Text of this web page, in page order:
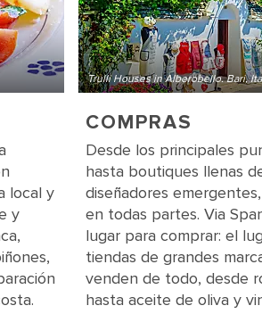
local y
y
Trulli Houses in Alberobello. Bari,
COMPRAS
Desde los principales
hasta boutiques llenas
diseñadores
en todas partes. Via
lugar para comprar: el
tiendas de grandes
venden de todo, desde
hasta aceite de oliva y